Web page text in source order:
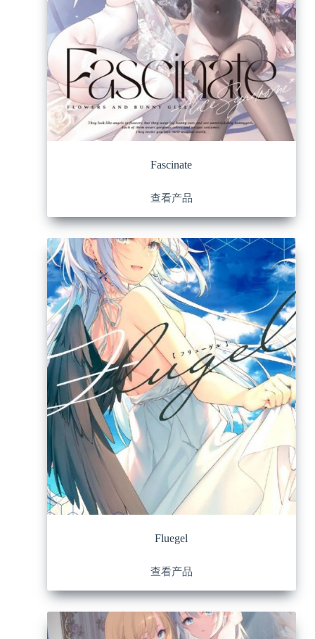
Fascinate
查看产品
Fluegel
查看产品